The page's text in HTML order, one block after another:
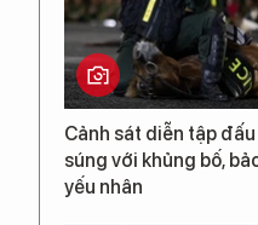
Cảnh sát diễn tập đấu
súng với khủng bố,
yếu nhân